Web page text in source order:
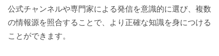
公式チャンネルや専門家による発信を意識的に選び、複数
の情報源を照合することで、より正確な知識を身につける
ことができます。